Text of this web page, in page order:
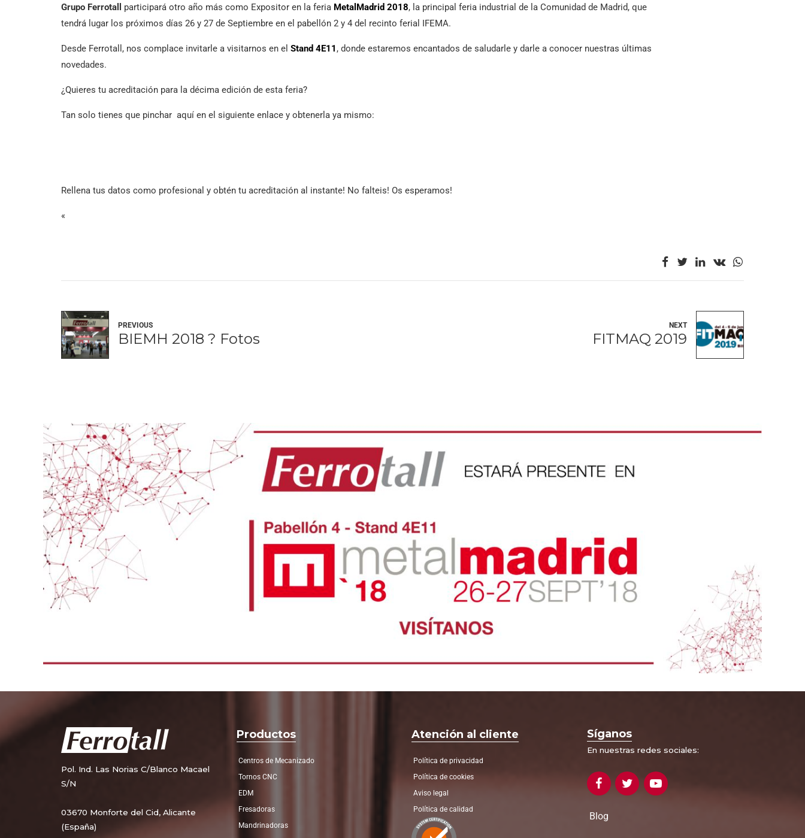
Grupo Ferrotall participará otro año más como Expositor en la feria MetalMadrid 2018, la principal feria industrial de la Comunidad de Madrid, que
tendrá lugar los próximos días 26 y 27 de Septiembre en el pabellón 2 y 4 del recinto ferial IFEMA.
Desde Ferrotall, nos complace invitarle a visitarnos en el Stand 4E11 , donde estaremos encantados de saludarle y darle a conocer nuestras últimas
novedades.
¿Quieres tu acreditación para la décima edición de esta feria?
Tan solo tienes que pinchar aquí en el siguiente enlace y obtenerla ya mismo:
Rellena tus datos como profesional y obtén tu acreditación al instante! No falteis! Os esperamos!
«
PREVIOUS
BIEMH 2018 ? Fotos
NEXT
FITMAQ 2019
Pol. Ind. Las Norias C/Blanco Macael
S/N
03670 Monforte del Cid, Alicante
(España)
Productos
Centros de Mecanizado
Tornos CNC
EDM
Fresadoras
Mandrinadoras
Atención al cliente
Política de privacidad
Política de cookies
Aviso legal
Política de calidad
Síganos
En nuestras redes sociales:
Blog